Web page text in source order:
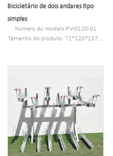
Bicicletário de dois andares tipo
simples
Número do modelo:PV-0120-01
Tamanho do produto: 72*220*157,6
N.W/G.W:67,3KG/74,03KG
Acabamento: revestimento em pó,
galvanizado a quente/polimento
elétrico